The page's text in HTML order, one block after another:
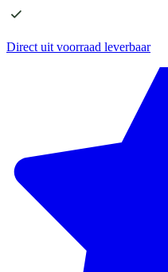
Direct uit voorraad leverbaar